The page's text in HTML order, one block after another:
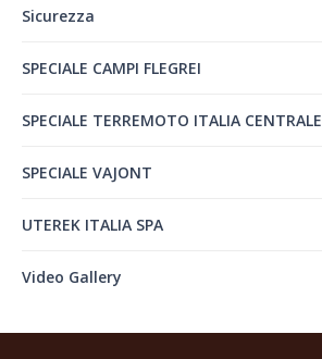
Sicurezza
SPECIALE CAMPI FLEGREI
SPECIALE TERREMOTO ITALIA CENTRALE
SPECIALE VAJONT
UTEREK ITALIA SPA
Video Gallery